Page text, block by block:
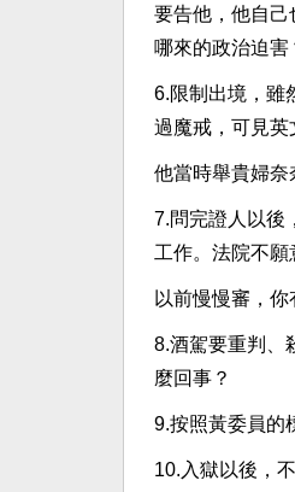
要告他，他自
哪來的政治迫害
6.限制出境，雖
過魔戒，可見英
他當時舉貴婦奈
7.問完證人以後
工作。法院不
以前慢慢審，
8.酒駕要重判、
麼回事？
9.按照黃委員的
10.入獄以後，